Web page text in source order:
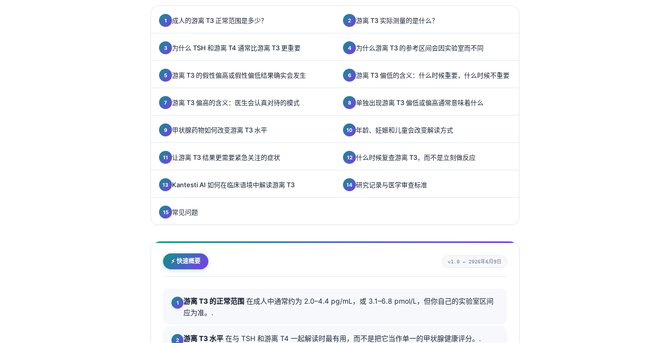
成人的游离 T3 正常范围是多少？ 游离 T3 实际测量的是什么？
为什么 TSH 和游离 T4 通常比游离 T3 更重要 为什么游离 T3 的参考区间会因实验室而不同
游离 T3 的假性偏高或假性偏低结果确实会发生 游离 T3 偏低的含义：什么时候重要，什么时候不重要
游离 T3 偏高的含义：医生会认真对待的模式 单独出现游离 T3 偏低或偏高通常意味着什么
甲状腺药物如何改变游离 T3 水平 年龄、妊娠和儿童会改变解读方式
让游离 T3 结果更需要紧急关注的症状 什么时候复查游离 T3，而不是立刻做反应
Kantesti AI 如何在临床语境中解读游离 T3 研究记录与医学审查标准
常见问题
⚡ 快速概要 v1.0 — 2026年6月9日
游离 T3 的正常范围 在成人中通常约为 2.0–4.4 pg/mL，或 3.1–6.8 pmol/L，但你自己的实验室区间
应为准。.
游离 T3 水平 在与 TSH 和游离 T4 一起解读时最有用，而不是把它当作单一的甲状腺健康评分。.